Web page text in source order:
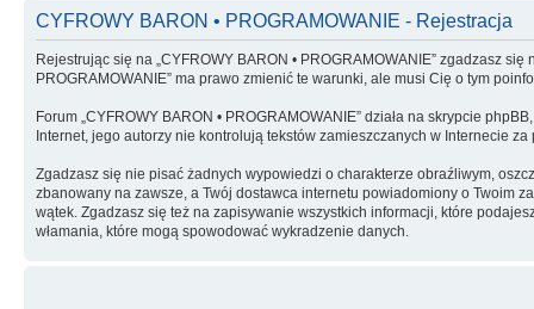
CYFROWY BARON • PROGRAMOWANIE - Rejestracja
Rejestrując się na „CYFROWY BARON • PROGRAMOWANIE” zgadzasz
PROGRAMOWANIE” ma prawo zmienić te warunki, ale musi Cię o tym
Forum „CYFROWY BARON • PROGRAMOWANIE” działa na skrypcie
Internet, jego autorzy nie kontrolują tekstów zamieszczanych w Internecie
Zgadzasz się nie pisać żadnych wypowiedzi o charakterze obraźliwym,
zbanowany na zawsze, a Twój dostawca internetu powiadomiony o Twoim
wątek. Zgadzasz się też na zapisywanie wszystkich informacji, które
włamania, które mogą spowodować wykradzenie danych.